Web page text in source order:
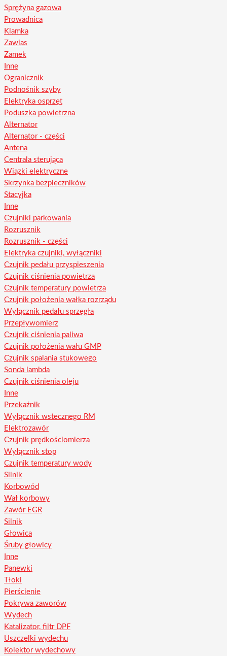
Sprężyna gazowa
Prowadnica
Klamka
Zawias
Zamek
Inne
Ogranicznik
Podnośnik szyby
Elektryka osprzęt
Poduszka powietrzna
Alternator
Alternator - części
Antena
Centrala sterująca
Wiązki elektryczne
Skrzynka bezpieczników
Stacyjka
Inne
Czujniki parkowania
Rozrusznik
Rozrusznik - części
Elektryka czujniki, wyłączniki
Czujnik pedału przyspieszenia
Czujnik ciśnienia powietrza
Czujnik temperatury powietrza
Czujnik położenia wałka rozrządu
Wyłącznik pedału sprzęgła
Przepływomierz
Czujnik ciśnienia paliwa
Czujnik położenia wału GMP
Czujnik spalania stukowego
Sonda lambda
Czujnik ciśnienia oleju
Inne
Przekaźnik
Wyłącznik wstecznego RM
Elektrozawór
Czujnik prędkościomierza
Wyłącznik stop
Czujnik temperatury wody
Silnik
Korbowód
Wał korbowy
Zawór EGR
Silnik
Głowica
Śruby głowicy
Inne
Panewki
Tłoki
Pierścienie
Pokrywa zaworów
Wydech
Katalizator, filtr DPF
Uszczelki wydechu
Kolektor wydechowy